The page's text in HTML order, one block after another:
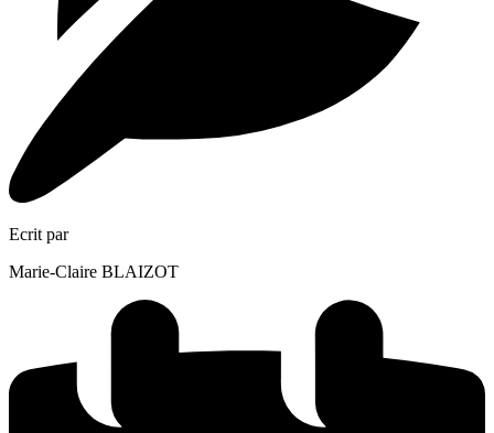
Ecrit par
Marie-Claire BLAIZOT